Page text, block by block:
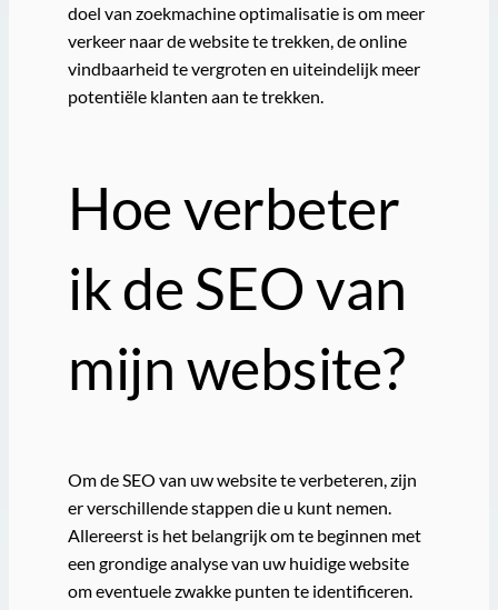
doel van zoekmachine optimalisatie is om meer
verkeer naar de website te trekken, de online
vindbaarheid te vergroten en uiteindelijk meer
potentiële klanten aan te trekken.
Hoe verbeter
ik de SEO van
mijn website?
Om de SEO van uw website te verbeteren, zijn
er verschillende stappen die u kunt nemen.
Allereerst is het belangrijk om te beginnen met
een grondige analyse van uw huidige website
om eventuele zwakke punten te identificeren.